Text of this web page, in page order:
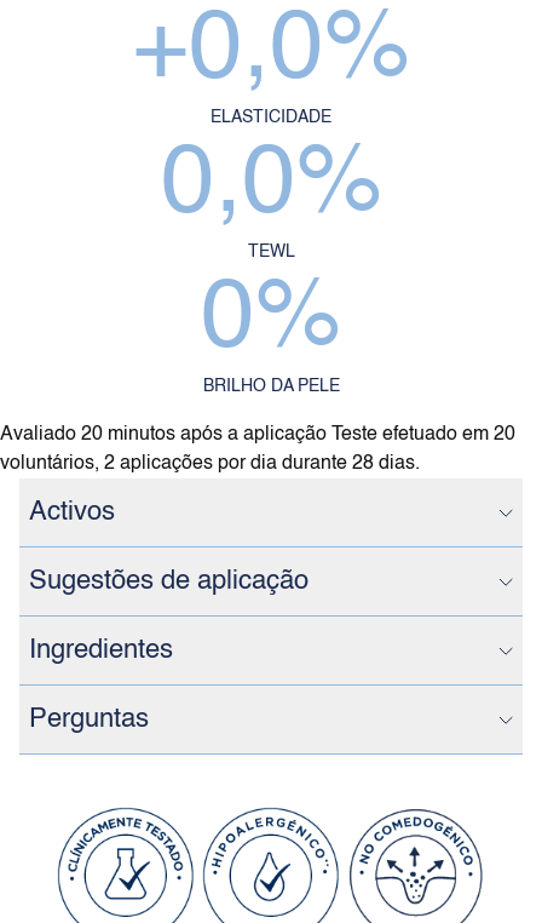
+0,0%
ELASTICIDADE
0,0%
TEWL
0%
BRILHO DA PELE
Avaliado 20 minutos após a aplicação Teste efetuado em 20
voluntários, 2 aplicações por dia durante 28 dias.
Activos
Sugestões de aplicação
Ingredientes
Perguntas